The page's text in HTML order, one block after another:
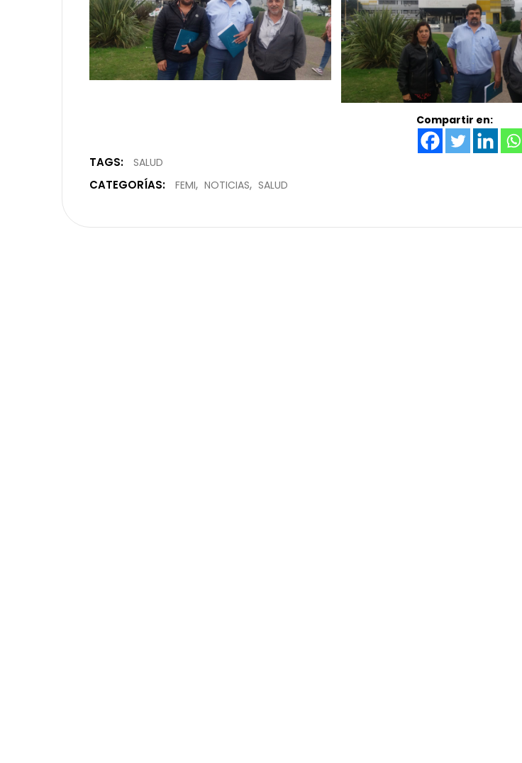
Compartir en:
TAGS: SALUD
CATEGORÍAS: FEMI NOTICIAS SALUD